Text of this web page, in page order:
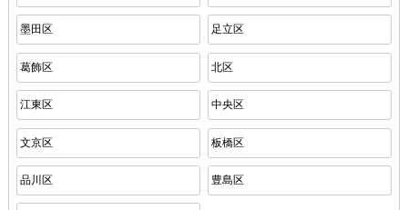
墨田区 足立区
葛飾区 北区
江東区 中央区
文京区 板橋区
品川区 豊島区